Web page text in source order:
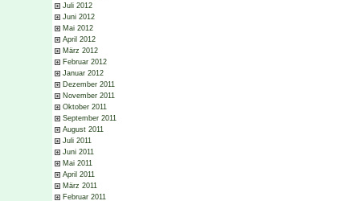
Juli 2012
Juni 2012
Mai 2012
April 2012
März 2012
Februar 2012
Januar 2012
Dezember 2011
November 2011
Oktober 2011
September 2011
August 2011
Juli 2011
Juni 2011
Mai 2011
April 2011
März 2011
Februar 2011